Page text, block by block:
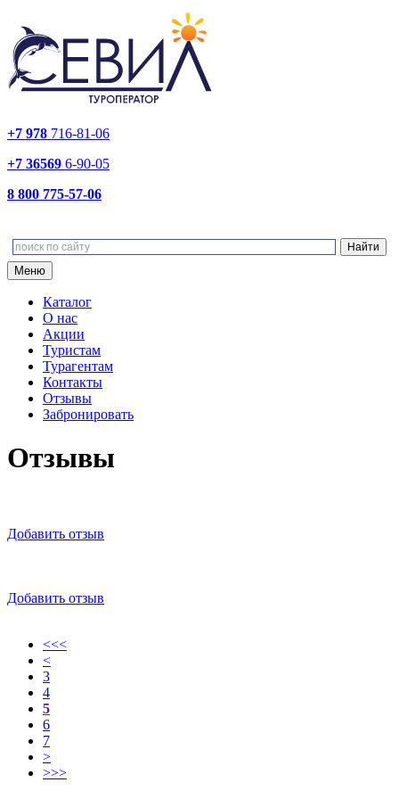
+7 978 716-81-06
+7 36569 6-90-05
8 800 775-57-06
Меню
Каталог
О нас
Акции
Туристам
Турагентам
Контакты
Отзывы
Забронировать
Отзывы
Добавить отзыв
Добавить отзыв
<<<
<
3
4
5
6
7
>
>>>